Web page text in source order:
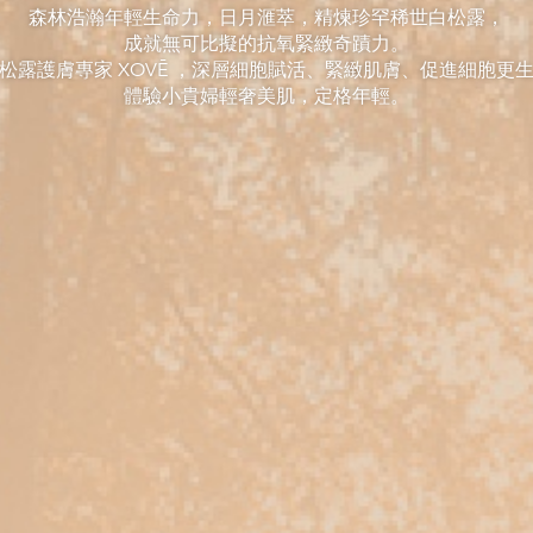
森林浩瀚年輕生命力，日月滙萃，精煉珍罕稀世白松露，
成就無可比擬的抗氧緊緻奇蹟力。
露護膚專家 XOVĒ ，深層細胞賦活、緊緻肌膚、促進細胞更
體驗小貴婦輕奢美肌，定格年輕。